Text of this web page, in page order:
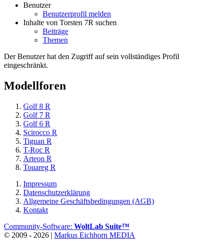
Benutzer
Benutzerprofil melden
Inhalte von Torsten 7R suchen
Beiträge
Themen
Der Benutzer hat den Zugriff auf sein vollständiges Profil
eingeschränkt.
Modellforen
Golf 8 R
Golf 7 R
Golf 6 R
Scirocco R
Tiguan R
T-Roc R
Arteon R
Touareg R
Impressum
Datenschutzerklärung
Allgemeine Geschäftsbedingungen (AGB)
Kontakt
Community-Software: WoltLab Suite™
© 2009 - 2026 | Markus Eichhorn MEDIA